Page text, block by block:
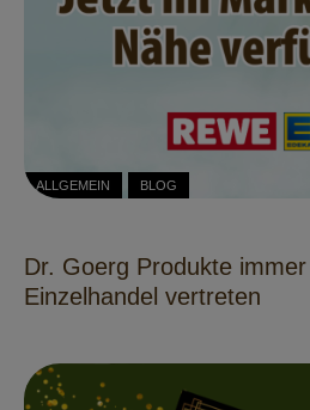
ALLGEMEIN BLOG
Dr. Goerg Produkte
Einzelhandel vertreten